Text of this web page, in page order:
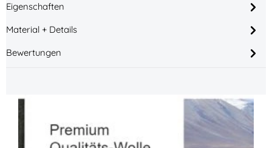
Eigenschaften
Material + Details
Bewertungen